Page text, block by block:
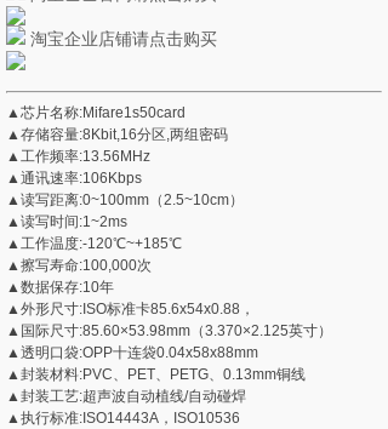
淘宝企业店铺请点击购买
▲芯片名称:Mifare1s50card
▲存储容量:8Kbit,16分区,两组密码
▲工作频率:13.56MHz
▲通讯速率:106Kbps
▲读写距离:0~100mm（2.5~10cm）
▲读写时间:1~2ms
▲工作温度:-120℃~+185℃
▲擦写寿命:100,000次
▲数据保存:10年
▲外形尺寸: ISO标准卡85.6x54x0.88，
▲ 国际尺寸:85.60×53.98mm（3.370×2.125英寸）
▲透明口袋:OPP十连袋0.04x58x88mm
▲封装材料:PVC、PET、PETG、0.13mm铜线
▲封装工艺:超声波自动植线/自动碰焊
▲执行标准:ISO14443A，ISO10536